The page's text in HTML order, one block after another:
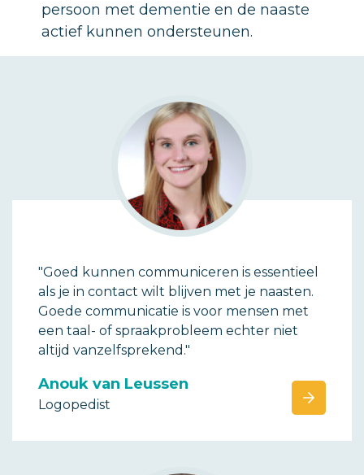
persoon met dementie en de naaste
actief kunnen ondersteunen.
"Goed kunnen communiceren is essentieel
als je in contact wilt blijven met je naasten.
Goede communicatie is voor mensen met
een taal- of spraakprobleem echter niet
altijd vanzelfsprekend."
Anouk van Leussen
Logopedist